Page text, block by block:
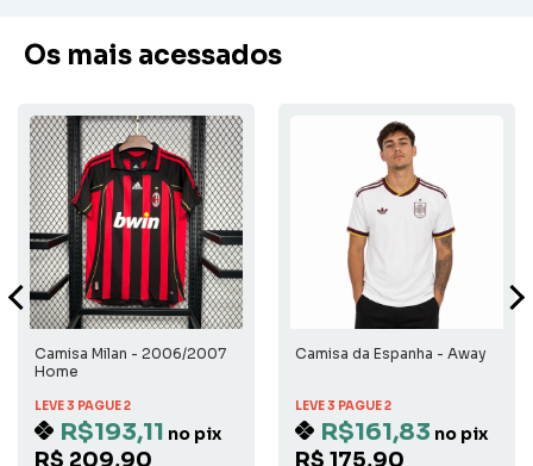
Os mais acessados
Camisa Milan - 2006/2007
Home
LEVE 3 PAGUE 2
R$193,11 no pix
R$ 209,90
Camisa da Espanha - Away
LEVE 3 PAGUE 2
R$161,83 no pix
R$ 175,90